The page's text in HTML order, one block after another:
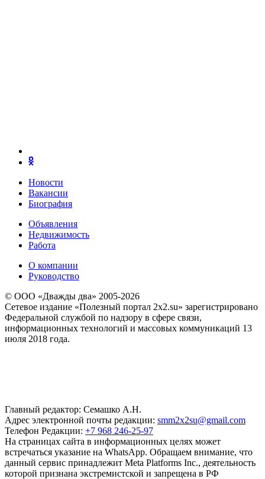
Новости
Вакансии
Биография
Объявления
Недвижимость
Работа
О компании
Руководство
© ООО «Дважды два» 2005-2026
Сетевое издание «Полезный портал 2x2.su» зарегистрировано
Федеральной службой по надзору в сфере связи,
информационных технологий и массовых коммуникаций 13
июля 2018 года.
Главный редактор: Семашко А.Н.
Адрес электронной почты редакции: smm2x2su@gmail.com
Телефон Редакции: +7 968 246-25-97
На страницах сайта в информационных целях может
встречаться указание на WhatsApp. Обращаем внимание, что
данный сервис принадлежит Meta Platforms Inc., деятельность
которой признана экстремистской и запрещена в РФ